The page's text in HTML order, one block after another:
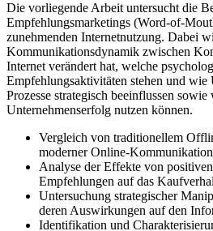
Die vorliegende Arbeit untersucht die
Empfehlungsmarketings (Word-of-
zunehmenden Internetnutzung. Dabei
Kommunikationsdynamik zwischen
Internet verändert hat, welche
Empfehlungsaktivitäten stehen und wie
Prozesse strategisch beeinflussen
Unternehmenserfolg nutzen können.
Vergleich von traditionellem
moderner Online-Kommunikation
Analyse der Effekte von
Empfehlungen auf das
Untersuchung strategischer
deren Auswirkungen auf den
Identifikation und